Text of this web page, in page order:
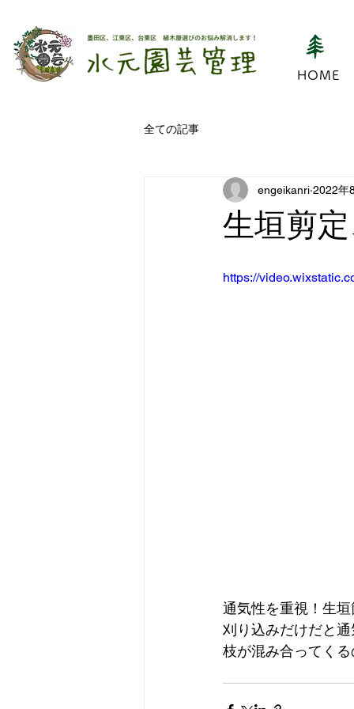
HOME
全ての記事
生垣剪
engeikanri 2022年
https://
通気性を重視！生
刈り込みだけだと
枝が混み合ってく